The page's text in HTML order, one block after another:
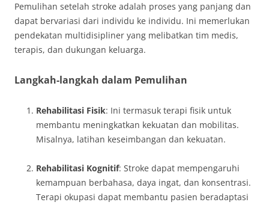
Pemulihan setelah stroke adalah proses yang panjang dan
dapat bervariasi dari individu ke individu. Ini memerlukan
pendekatan multidisipliner yang melibatkan tim medis,
terapis, dan dukungan keluarga.
Langkah-langkah dalam Pemulihan
Rehabilitasi Fisik: Ini termasuk terapi fisik untuk
membantu meningkatkan kekuatan dan mobilitas.
Misalnya, latihan keseimbangan dan kekuatan.
Rehabilitasi Kognitif: Stroke dapat mempengaruhi
kemampuan berbahasa, daya ingat, dan konsentrasi.
Terapi okupasi dapat membantu pasien beradaptasi